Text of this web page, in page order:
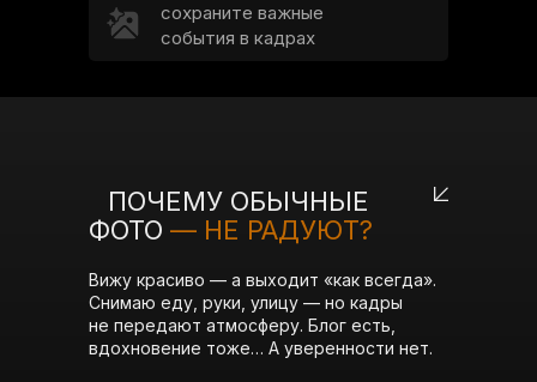
сохраните важные
события в кадрах
Вижу красиво — а выходит «как всегда».
Снимаю еду, руки, улицу — но кадры
не передают атмосферу. Блог есть,
вдохновение тоже… А уверенности нет.
ФОТО — НЕ РАДУЮТ?
ПОЧЕМУ ОБЫЧНЫЕ